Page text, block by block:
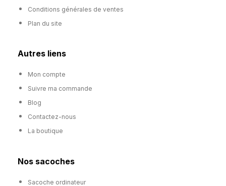
Conditions générales de ventes
Plan du site
Autres liens
Mon compte
Suivre ma commande
Blog
Contactez-nous
La boutique
Nos sacoches
Sacoche ordinateur